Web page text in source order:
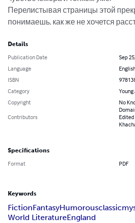
Перелистывая страницы этой
понимаешь, как же не хочется
Details
Publication Date
Sep
Language
ISBN
Category
Copyright
No
Contributors
Specifications
Format PDF
Keywords
FictionFantasyHumorousclassic
World LiteratureEngland